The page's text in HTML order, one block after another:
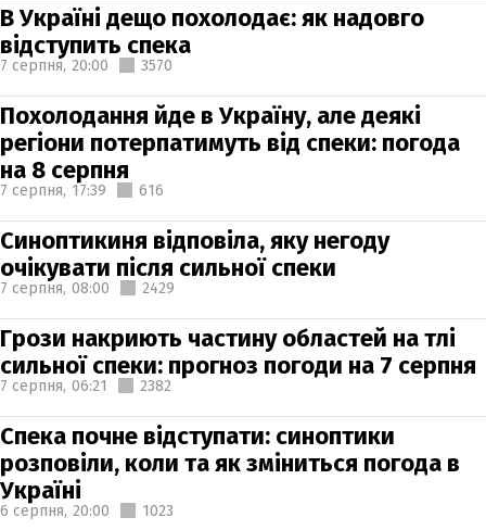
В Україні дещо похолодає: як надовго
відступить спека
7 серпня, 20:00 3570
Похолодання йде в Україну, але деякі
регіони потерпатимуть від спеки: погода
на 8 серпня
7 серпня, 17:39 616
Синоптикиня відповіла, яку негоду
очікувати після сильної спеки
7 серпня, 08:00 2429
Грози накриють частину областей на тлі
сильної спеки: прогноз погоди на 7 серпня
7 серпня, 06:21 2382
Спека почне відступати: синоптики
розповіли, коли та як зміниться погода в
Україні
6 серпня, 20:00 1023